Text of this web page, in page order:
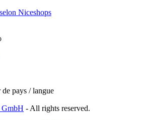
Niceshops
de pays / langue
GmbH - All rights reserved.